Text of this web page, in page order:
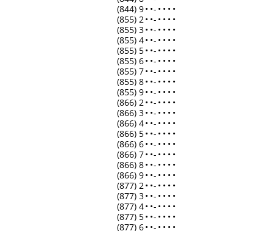
(844) 9• •- • • • •
(855) 2• •- • • • •
(855) 3• •- • • • •
(855) 4• •- • • • •
(855) 5• •- • • • •
(855) 6• •- • • • •
(855) 7• •- • • • •
(855) 8• •- • • • •
(855) 9• •- • • • •
(866) 2• •- • • • •
(866) 3• •- • • • •
(866) 4• •- • • • •
(866) 5• •- • • • •
(866) 6• •- • • • •
(866) 7• •- • • • •
(866) 8• •- • • • •
(866) 9• •- • • • •
(877) 2• •- • • • •
(877) 3• •- • • • •
(877) 4• •- • • • •
(877) 5• •- • • • •
(877) 6• •- • • • •